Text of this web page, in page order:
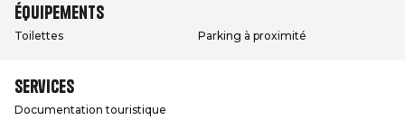
Équipements
Toilettes Parking à proximité
Services
Documentation touristique